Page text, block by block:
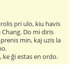
pri ulo, kiu havis
Do mi diris
min, kaj uzis la
ĝi estas en ordo.